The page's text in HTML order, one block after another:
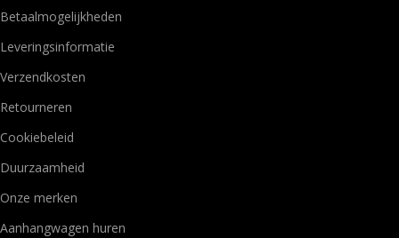
Betaalmogelijkheden
Leveringsinformatie
Verzendkosten
Retourneren
Cookiebeleid
Duurzaamheid
Onze merken
Aanhangwagen huren